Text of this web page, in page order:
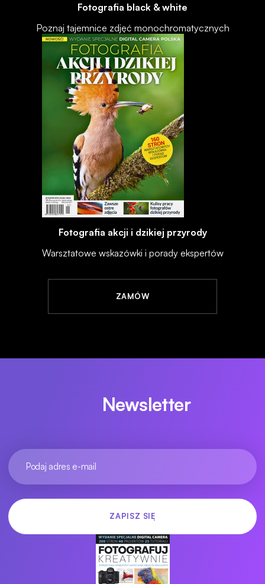
Fotografia black & white
Poznaj tajemnice zdjęć monochromatycznych
Fotografia akcji i dzikiej przyrody
Warsztatowe wskazówki i porady ekspertów
ZAMÓW
Newsletter